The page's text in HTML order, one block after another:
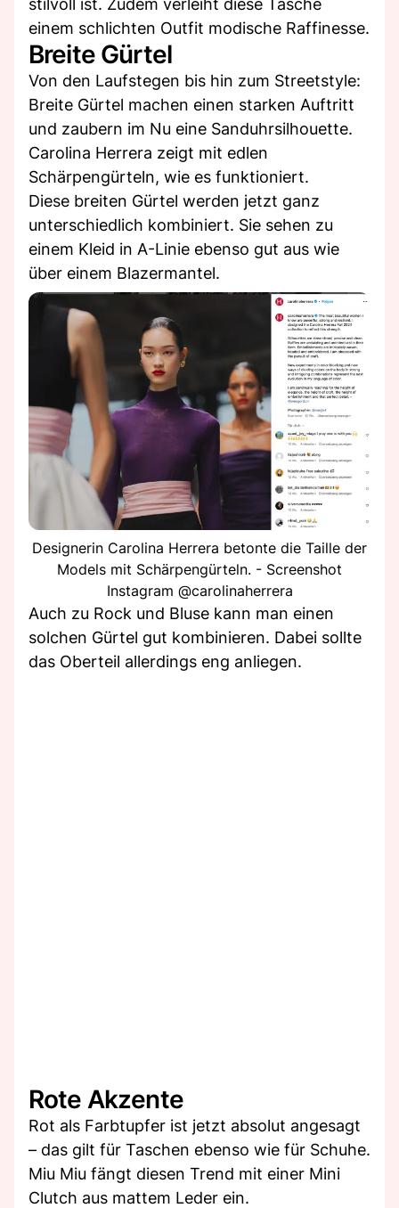
stilvoll ist. Zudem verleiht diese Tasche
einem schlichten Outfit modische Raffinesse.
Breite Gürtel
Von den Laufstegen bis hin zum Streetstyle:
Breite Gürtel machen einen starken Auftritt
und zaubern im Nu eine Sanduhrsilhouette.
Carolina Herrera zeigt mit edlen
Schärpengürteln, wie es funktioniert.
Diese breiten Gürtel werden jetzt ganz
unterschiedlich kombiniert. Sie sehen zu
einem Kleid in A-Linie ebenso gut aus wie
über einem Blazermantel.
Designerin Carolina Herrera betonte die Taille der
Models mit Schärpengürteln. - Screenshot
Instagram @carolinaherrera
Auch zu Rock und Bluse kann man einen
solchen Gürtel gut kombinieren. Dabei sollte
das Oberteil allerdings eng anliegen.
Rote Akzente
Rot als Farbtupfer ist jetzt absolut angesagt
– das gilt für Taschen ebenso wie für Schuhe.
Miu Miu fängt diesen Trend mit einer Mini
Clutch aus mattem Leder ein.